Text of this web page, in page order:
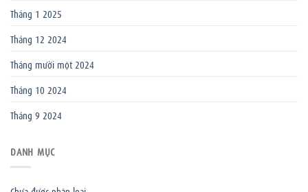
Tháng 1 2025
Tháng 12 2024
Tháng mười một 2024
Tháng 10 2024
Tháng 9 2024
DANH MỤC